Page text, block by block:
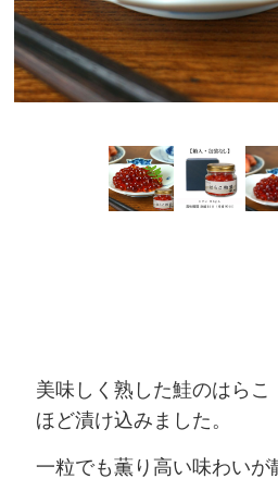
美味しく熟した鮭のはら
ほど漬け込みました。
一粒でも薫り高い味わいが